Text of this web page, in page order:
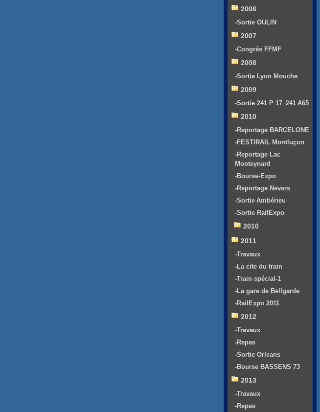
2006
-Sortie OULIN
2007
-Congrés FFMF
2008
-Sortie Lyon Mouche
2009
-Sortie 241 P 17_241 A65
2010
-Reportage BARCELONE
-FESTIRAIL Montluçon
-Reportage Lac
Monteynard
-Bourse-Expo
-Reportage Nevers
-Sortie Ambérieu
-Sortie RailExpo
2010
2011
-Travaux
-La cite du train
-Train spécial-1
-La gare de Bellgarde
-RailExpo 2011
2012
-Travaux
-Repas
-Sortie Orleans
-Bourse BASSENS 73
2013
-Travaux
-Repas